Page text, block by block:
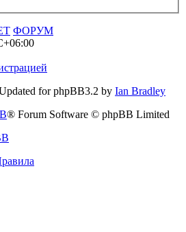
ФОРУМ
for phpBB3.2 by Ian Bradley
® Forum Software © phpBB Limited